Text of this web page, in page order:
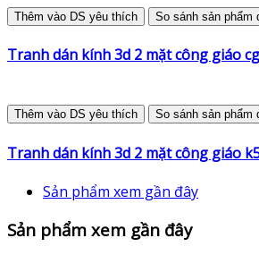
Thêm vào DS yêu thích So sánh sản phẩm
Tranh dán kính 3d 2 mặt công giáo
Thêm vào DS yêu thích So sánh sản phẩm
Tranh dán kính 3d 2 mặt công giáo
Sản phẩm xem gần đây
Sản phẩm xem gần đây